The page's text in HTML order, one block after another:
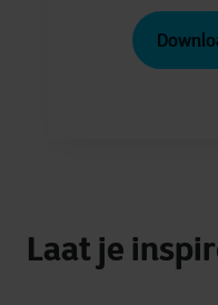
Laat je